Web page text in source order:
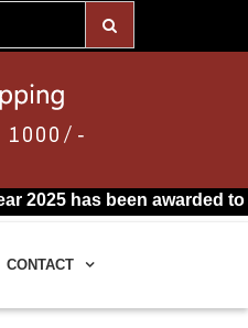
been awarded to R.
CONTACT